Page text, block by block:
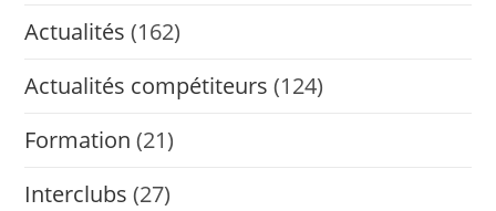
Actualités (162)
Actualités compétiteurs (124)
Formation (21)
Interclubs (27)